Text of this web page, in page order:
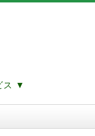
ス ▼